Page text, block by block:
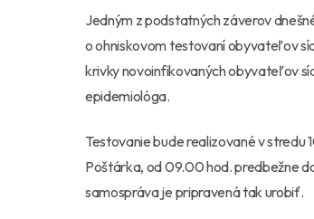
Jedným z podstatných záverov
o ohniskovom testovaní obyvateľov
krivky novoinfikovaných obyvateľov
epidemiológa.
Testovanie bude realizované v stredu
Poštárka, od 09.00 hod. predbežne
samospráva je pripravená tak urobiť.